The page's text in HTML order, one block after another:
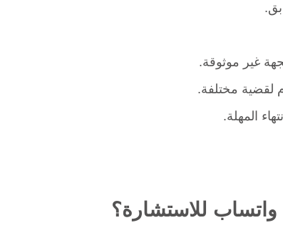
غير موثوقة.
لقضية مختلفة.
المهلة.
للاستشارة؟